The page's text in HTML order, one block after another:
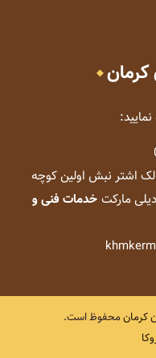
اشتر نبش اولین کوچه
خدمات فنی و
کرمانمحفوظ است.